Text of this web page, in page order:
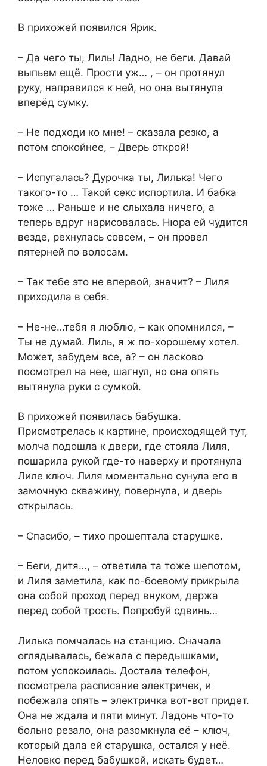
В прихожей появился Ярик.
– Да чего ты, Лиль! Ладно, не беги. Давай
выпьем ещё. Прости уж… , – он протянул
руку, направился к ней, но она вытянула
вперёд сумку.
– Не подходи ко мне! – сказала резко, а
потом спокойнее, – Дверь открой!
– Испугалась? Дурочка ты, Лилька! Чего
такого-то … Такой секс испортила. И бабка
тоже … Раньше и не слыхала ничего, а
теперь вдруг нарисовалась. Нюра ей чудится
везде, рехнулась совсем, – он провел
пятерней по волосам.
– Так тебе это не впервой, значит? – Лиля
приходила в себя.
– Не-не…тебя я люблю, – как опомнился, –
Ты не думай. Лиль, я ж по-хорошему хотел.
Может, забудем все, а? – он ласково
посмотрел на нее, шагнул, но она опять
вытянула руки с сумкой.
В прихожей появилась бабушка.
Присмотрелась к картине, происходящей тут,
молча подошла к двери, где стояла Лиля,
пошарила рукой где-то наверху и протянула
Лиле ключ. Лиля моментально сунула его в
замочную скважину, повернула, и дверь
открылась.
– Спасибо, – тихо прошептала старушке.
– Беги, дитя…, – ответила та тоже шепотом,
и Лиля заметила, как по-боевому прикрыла
она собой проход перед внуком, держа
перед собой трость. Попробуй сдвинь…
Лилька помчалась на станцию. Сначала
оглядывалась, бежала с передышками,
потом успокоилась. Достала телефон,
посмотрела расписание электричек, и
побежала опять – электричка вот-вот придет.
Она не ждала и пяти минут. Ладонь что-то
больно резало, она разомкнула её – ключ,
который дала ей старушка, остался у неё.
Неловко перед бабушкой, искать будет…